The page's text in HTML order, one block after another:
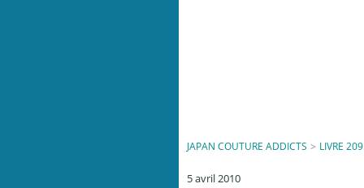
JAPAN COUTURE ADDICTS > LIVRE 209
5 avril 2010